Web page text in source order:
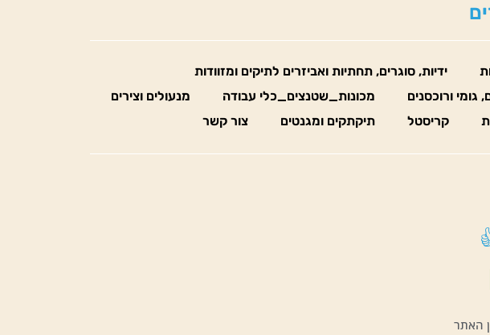
ידיות, סוגרים, תחתיות ואביזרים לתיקים ומזוודות
גומי ורוכסנים מכונות_שטנצים_כלי עבודה
מנעולים וצירים
קריסטל תיקתקים ומגנטים צור קשר
האתר